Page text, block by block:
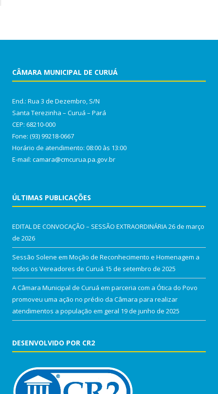
CÂMARA MUNICIPAL DE CURUÁ
End.: Rua 3 de Dezembro, S/N
Santa Terezinha – Curuá – Pará
CEP: 68210-000
Fone: (93) 99218-0667
Horário de atendimento: 08:00 às 13:00
E-mail: camara@cmcurua.pa.gov.br
ÚLTIMAS PUBLICAÇÕES
EDITAL DE CONVOCAÇÃO – SESSÃO EXTRAORDINÁRIA26 de março
de 2026
Sessão Solene em Moção de Reconhecimento e Homenagem a
todos os Vereadores de Curuá 15 de setembro de 2025
A Câmara Municipal de Curuá em parceria com a Ótica do Povo
promoveu uma ação no prédio da Câmara para realizar
atendimentos a população em geral 19 de junho de 2025
DESENVOLVIDO POR CR2